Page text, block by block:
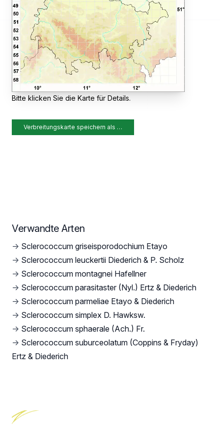
Bitte klicken Sie die Karte für Details.
Verbreitungskarte speichern als …
Verwandte Arten
→ Sclerococcum griseisporodochium Etayo
→ Sclerococcum leuckertii Diederich & P. Scholz
→ Sclerococcum montagnei Hafellner
→ Sclerococcum parasitaster (Nyl.) Ertz & Diederich
→ Sclerococcum parmeliae Etayo & Diederich
→ Sclerococcum simplex D. Hawksw.
→ Sclerococcum sphaerale (Ach.) Fr.
→ Sclerococcum suburceolatum (Coppins & Fryday)
Ertz & Diederich